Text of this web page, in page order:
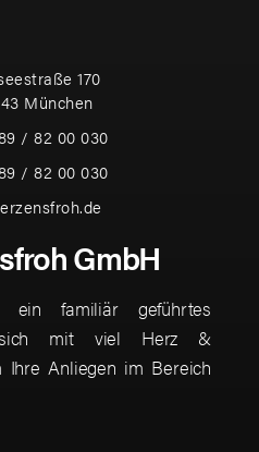
170
München
/ 82 00 030
/ 82 00 030
GmbH
familiär geführtes
sich mit viel Herz &
Ihre Anliegen im Bereich